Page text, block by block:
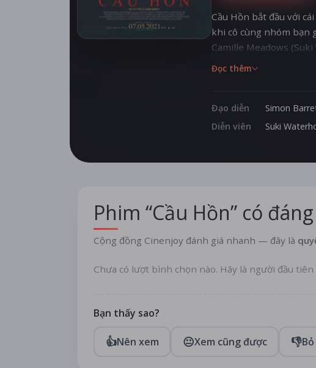
Cầu Hồn bắt đầu với
khi cô cùng nhóm bạn
Camille Meadows
của nữ sinh xấu số.
Kerrie. Khi Camille
Đọc thêm
Đạo diễn Simon
Diễn viên
Suki
Phim “Cầu Hồn” có
Cộng đồng Cinenjoy đánh giá nhanh — đây là
Chưa có lượt bình chọn nào. Hãy là người đầu
Bạn thấy sao?
👍Nên xem 😐Xem cũng được 👎